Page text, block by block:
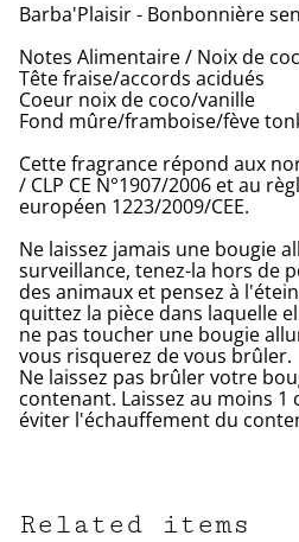
Barba'Plaisir - Bonbonnière
Notes Alimentaire / Noix de
Tête fraise/accords acidués
Coeur noix de coco/vanille
Fond mûre/framboise/fève
Cette fragrance répond aux
/ CLP CE N°1907/2006 et au
européen 1223/2009/CEE.
Ne laissez jamais une bougie
surveillance, tenez-la hors de
des animaux et pensez à
quittez la pièce dans laquelle
ne pas toucher une bougie
vous risquerez de vous brûler.
Ne laissez pas brûler votre
contenant. Laissez au moins
éviter l'échauffement du
Related items